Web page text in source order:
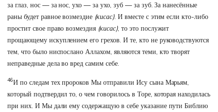
за глаз, нос — за нос, ухо — за ухо, зуб — за зуб. За нанесённые
раны будет равное возмездие (кисас). И вместе с этим если кто-либо
простит свое право возмездия (кисас), то это послужит
прощающему искуплением его грехов. И те, кто не руководствуются
тем, что было ниспослано Аллахом, являются теми, кто творят
неправедные дела во вред самим себе.
46И по следам тех пророков Мы отправили Ису сына Марьям,
который подтвердил то, о чем говорилось в Торе, которая находилась
при них. И Мы дали ему содержащую в себе указание пути Библию